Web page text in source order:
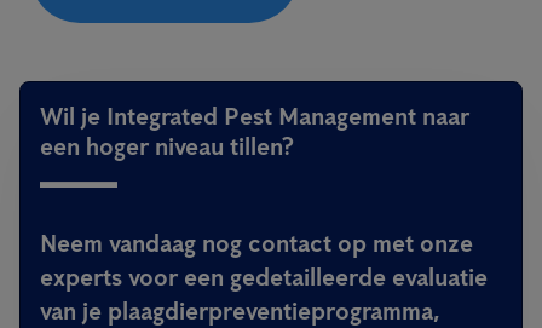
Wil je Integrated Pest Management naar
een hoger niveau tillen?
Neem vandaag nog contact op met onze
experts voor een gedetailleerde evaluatie
van je plaagdierpreventieprogramma,